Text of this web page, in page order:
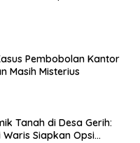
Pembobolan Kantor
Masih Misterius
Tanah di Desa Gerih:
Waris Siapkan Opsi